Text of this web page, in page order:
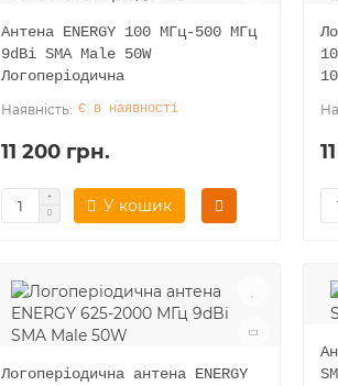
Антена ENERGY 100 МГц-500 МГц
9dBi SMA Male 50W
Логоперіодична
Є в наявності
11 200 грн.
У кошик
Логоперіодична антена ENERGY